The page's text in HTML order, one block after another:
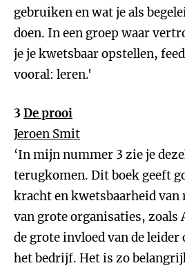
gebruiken en wat je als
doen. In een groep waar
je je kwetsbaar opstellen,
vooral: leren.'
3 De prooi
Jeroen Smit
‘In mijn nummer 3 zie je
terugkomen. Dit boek geeft
kracht en kwetsbaarheid van
van grote organisaties, zoals
de grote invloed van de
het bedrijf. Het is zo